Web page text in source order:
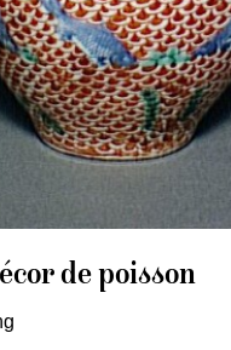
de poisson